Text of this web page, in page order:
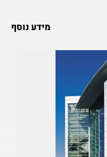
מידע נוסף